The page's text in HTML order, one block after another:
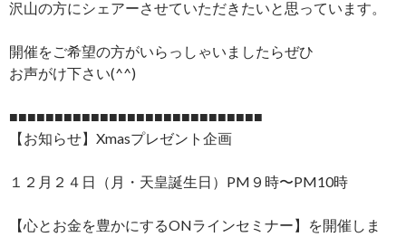
沢山の方にシェアーさせていただきたいと思っています。
開催をご希望の方がいらっしゃいましたらぜひ
お声がけ下さい(^^)
■■■■■■■■■■■■■■■■■■■■■■■■■■■■
【お知らせ】Xmasプレゼント企画
１２月２４日（月・天皇誕生日）PM９時〜PM10時
【心とお金を豊かにするONラインセミナー】を開催しま